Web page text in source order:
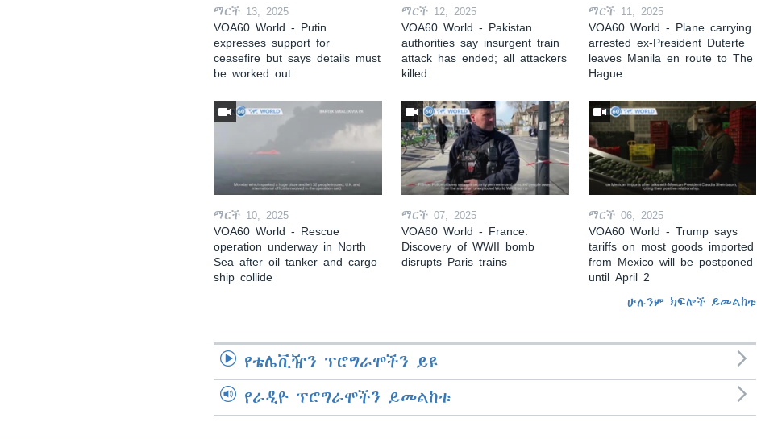
ማርች 13, 2025
VOA60 World - Putin
expresses support for
ceasefire but says details must
be worked out
ማርች 12, 2025
VOA60 World - Pakistan
authorities say insurgent train
attack has ended; all attackers
killed
ማርች 11, 2025
VOA60 World - Plane carrying
arrested ex-President Duterte
leaves Manila en route to The
Hague
ማርች 10, 2025
VOA60 World - Rescue
operation underway in North
Sea after oil tanker and cargo
ship collide
ማርች 07, 2025
VOA60 World - France:
Discovery of WWII bomb
disrupts Paris trains
ማርች 06, 2025
VOA60 World - Trump says
tariffs on most goods imported
from Mexico will be postponed
until April 2
ሁሉንም ክፍሎች ይመልከቱ
የቴሌቪዥን ፕሮግራሞችን ይዩ
የራዲዮ ፕሮግራሞችን ይመልከቱ